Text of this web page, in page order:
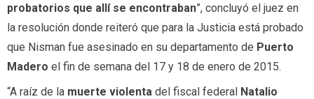
probatorios que allí se encontraban”, concluyó el juez en
la resolución donde reiteró que para la Justicia está probado
que Nisman fue asesinado en su departamento de Puerto
Madero el fin de semana del 17 y 18 de enero de 2015.
“A raíz de la muerte violenta del fiscal federal Natalio